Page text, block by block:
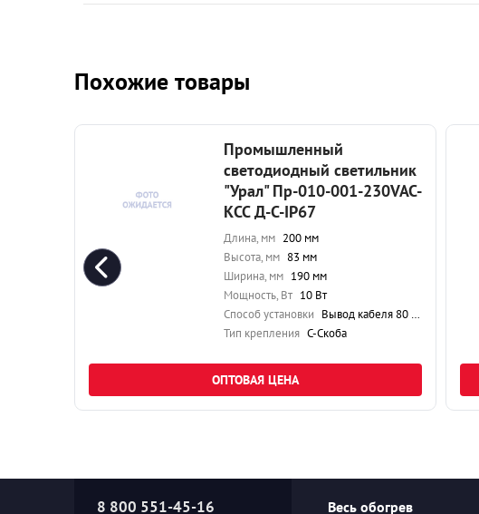
Похожие товары
Промышленный
светодиодный светильник
"Урал" Пр-010-001-230VAC-
КСС Д-С-IP67
Длина, мм 200 мм
Высота, мм 83 мм
Ширина, мм 190 мм
Мощность, Вт 10 Вт
Способ установки Вывод кабеля 80 см
Тип крепления С-Скоба
ОПТОВАЯ ЦЕНА
8 800 551-45-16 Весь обогрев